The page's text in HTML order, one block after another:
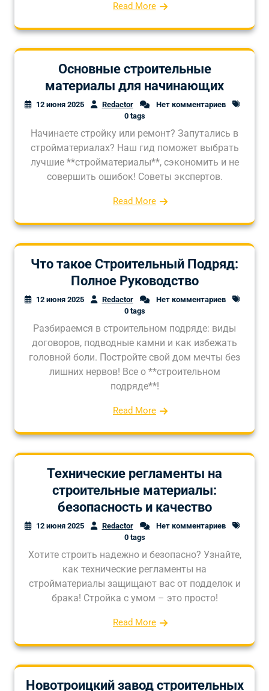
Read More
Основные строительные
материалы для начинающих
12 июня 2025 Redactor
Нет комментариев
0 tags
Начинаете стройку или ремонт? Запутались в
стройматериалах? Наш гид поможет выбрать
лучшие **стройматериалы**, сэкономить и не
совершить ошибок! Советы экспертов.
Read More
Что такое Строительный Подряд:
Полное Руководство
12 июня 2025 Redactor
Нет комментариев
0 tags
Разбираемся в строительном подряде: виды
договоров, подводные камни и как избежать
головной боли. Постройте свой дом мечты без
лишних нервов! Все о **строительном
подряде**!
Read More
Технические регламенты на
строительные материалы:
безопасность и качество
12 июня 2025 Redactor
Нет комментариев
0 tags
Хотите строить надежно и безопасно? Узнайте,
как технические регламенты на
стройматериалы защищают вас от подделок и
брака! Стройка с умом – это просто!
Read More
Новотроицкий завод строительных